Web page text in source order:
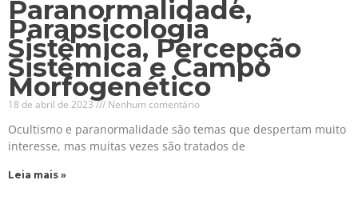
Paranormalidade,
Parapsicologia
Sistêmica, Percepção
Sistêmica e Campo
Morfogenético
18 de abril de 2023 Nenhum comentário
Ocultismo e paranormalidade são temas que despertam muito
interesse, mas muitas vezes são tratados de
Leia mais »